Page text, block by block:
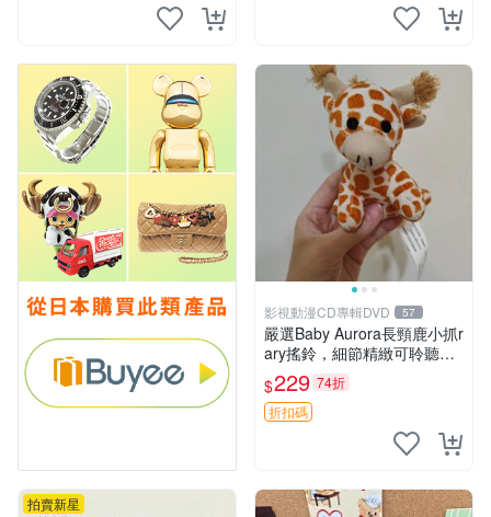
影視動漫CD專輯DVD 57
嚴選Baby Aurora長頸鹿小抓r
ary搖鈴，細節精緻可聆聽清
脆鈴音 軟萌可愛 定制紀念 金
屬搖鈴 新手媽咪推薦 長頸鹿
抓rary 搖鈴
$229 74折
折扣碼
拍賣新星